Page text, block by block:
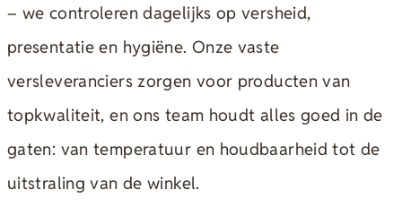
– we controleren dagelijks op versheid,
presentatie en hygiëne. Onze vaste
versleveranciers zorgen voor producten van
topkwaliteit, en ons team houdt alles goed in de
gaten: van temperatuur en houdbaarheid tot de
uitstraling van de winkel.